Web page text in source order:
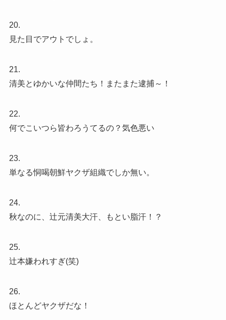
20.
見た目でアウトでしょ。
21.
清美とゆかいな仲間たち！またまた逮捕～！
22.
何でこいつら皆わろうてるの？気色悪い
23.
単なる恫喝朝鮮ヤクザ組織でしか無い。
24.
秋なのに、辻元清美大汗、もとい脂汗！？
25.
辻本嫌われすぎ(笑)
26.
ほとんどヤクザだな！